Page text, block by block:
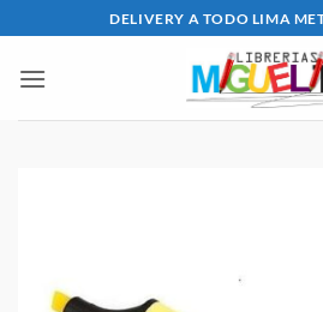
al
contenido
DELIVERY A TODO LIMA